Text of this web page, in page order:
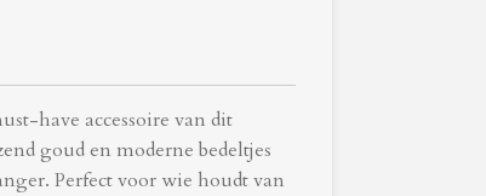
have accessoire van dit
goud en moderne bedeltjes
Perfect voor wie houdt van